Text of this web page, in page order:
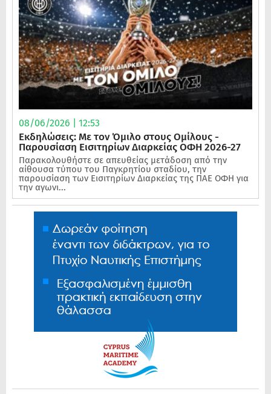
08/06/2026 | 12:53
Εκδηλώσεις: Με τον Όμιλο στους Ομίλους -
Παρουσίαση Εισιτηρίων Διαρκείας ΟΦΗ 2026-27
Παρακολουθήστε σε απευθείας μετάδοση από την
αίθουσα τύπου του Παγκρητίου σταδίου, την
παρουσίαση των Εισιτηρίων Διαρκείας της ΠΑΕ ΟΦΗ για
την αγωνι...